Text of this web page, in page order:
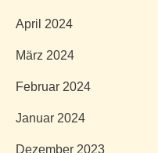
April 2024
März 2024
Februar 2024
Januar 2024
Dezember 2023